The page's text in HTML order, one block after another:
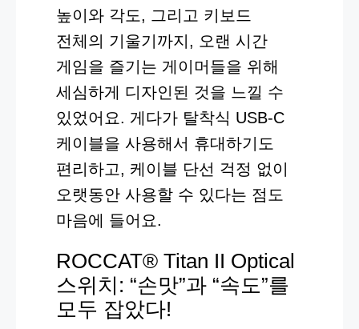
높이와 각도, 그리고 키보드
전체의 기울기까지, 오랜 시간
게임을 즐기는 게이머들을 위해
세심하게 디자인된 것을 느낄 수
있었어요. 게다가 탈착식 USB-C
케이블을 사용해서 휴대하기도
편리하고, 케이블 단선 걱정 없이
오랫동안 사용할 수 있다는 점도
마음에 들어요.
ROCCAT® Titan II Optical
스위치: “손맛”과 “속도”를
모두 잡았다!